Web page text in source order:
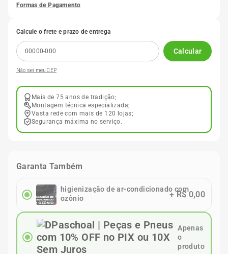
Formas de Pagamento
Calcule o frete e prazo de entrega
Calcular
Não sei meu CEP
Mais de 75 anos de tradição;
Montagem técnica especializada;
Vasta rede com mais de 120 lojas;
Segurança máxima no serviço.
Garanta Também
higienização de ar-condicionado com
ozônio
+R$ 0,00
Apenas
o
produto
9º Pneu